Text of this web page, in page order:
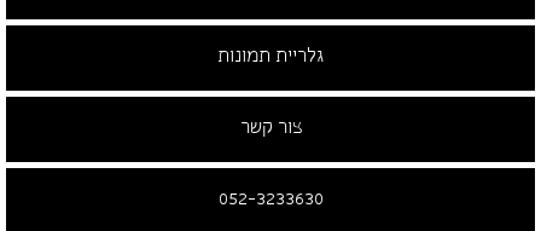
גלריית תמונות
צור קשר
052-3233630